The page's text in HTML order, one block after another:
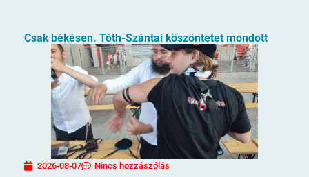
Csak békésen. Tóth-Szántai köszöntetet mondott
2026-08-07 Nincs hozzászólás